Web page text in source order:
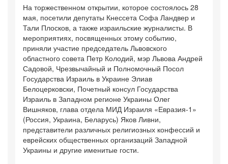
На торжественном открытии, которое состоялось 28
мая, посетили депутаты Кнессета Софа Ландвер и
Тали Плосков, а также израильские журналисты. В
мероприятиях, посвященных этому событию,
приняли участие председатель Львовского
областного совета Петр Колодий, мэр Львова Андрей
Садовой, Чрезвычайный и Полномочный Посол
Государства Израиль в Украине Элиав
Белоцерковски, Почетный консул Государства
Израиль в Западном регионе Украины Олег
Вишняков, глава отдела МИД Израиля «Евразия-1»
(Россия, Украина, Беларусь) Яков Ливни,
представители различных религиозных конфессий и
еврейских общественных организаций Западной
Украины и другие именитые гости.